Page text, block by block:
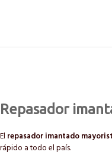
Repasador
El repasador imantado
rápido a todo el país.